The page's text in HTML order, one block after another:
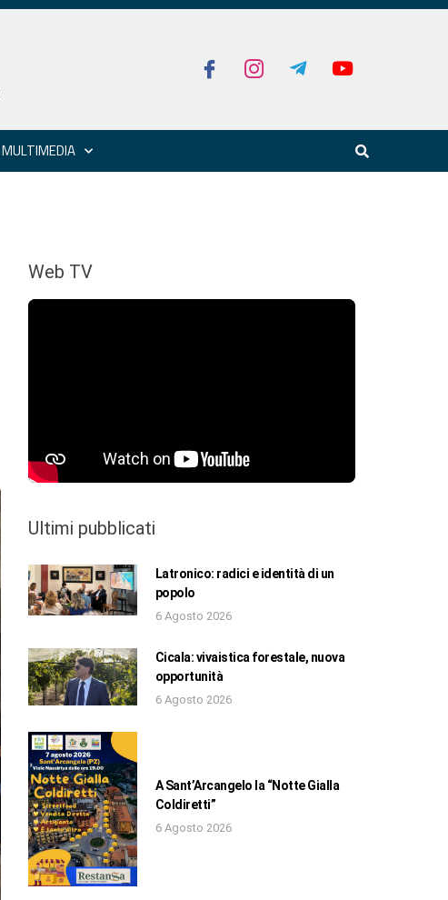
MULTIMEDIA
Web TV
Ultimi pubblicati
Latronico: radici e identità di un
popolo
6 Agosto 2026
Cicala: vivaistica forestale, nuova
opportunità
6 Agosto 2026
A Sant’Arcangelo la “Notte Gialla
Coldiretti”
6 Agosto 2026